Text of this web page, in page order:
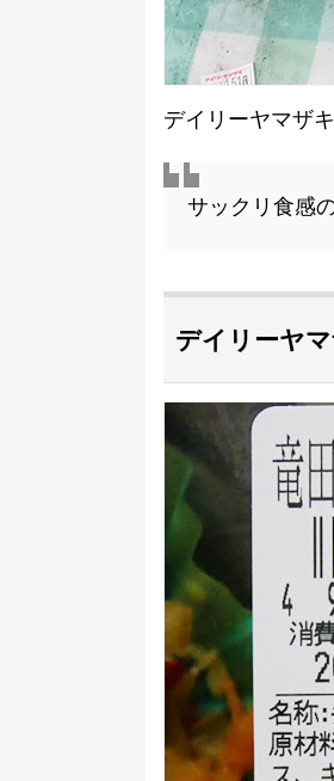
デイリーヤマザ
サックリ食感
デイリーヤ